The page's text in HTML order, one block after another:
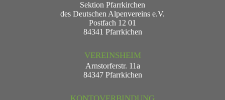
Sektion Pfarrkirchen
des Deutschen Alpenvereins e.V.
Postfach 12 01
84341 Pfarrkichen
VEREINSHEIM
Arnstorferstr. 11a
84347 Pfarrkichen